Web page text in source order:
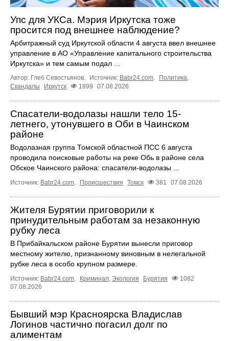
Упс для УКСа. Мэрия Иркутска тоже
просится под внешнее наблюдение?
Арбитражный суд Иркутской области 4 августа ввел внешнее
управление в АО «Управление капитального строительства
Иркутска» и тем самым подал ...
Автор: Глеб Севостьянов. Источник: Babr24.com. Политика,
Скандалы
Иркутск 1899 07.08.2026
Спасатели-водолазы нашли тело 15-
летнего, утонувшего в Оби в Чаинском
районе
Водолазная группа Томской областной ПСС 6 августа
проводила поисковые работы на реке Обь в районе села
Обское Чаинского района: спасатели-водолазы ...
Источник: Babr24.com. Происшествия Томск 381 07.08.2026
Жителя Бурятии приговорили к
принудительным работам за незаконную
рубку леса
В Прибайкальском районе Бурятии вынесли приговор
местному жителю, признанному виновным в нелегальной
рубке леса в особо крупном размере.
Источник: Babr24.com. Криминал, Экология Бурятия
1082
07.08.2026
Бывший мэр Красноярска Владислав
Логинов частично погасил долг по
алиментам